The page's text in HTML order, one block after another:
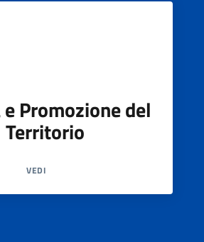
Promozione del
Territorio
VEDI